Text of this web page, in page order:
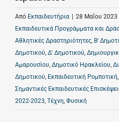
Από Εκπαιδευτήρια 28 Μαΐου 2023
Εκπαιδευτικά Προγράμματα και
Αθλητικές Δραστηριότητες, Β'
Δημοτικού, Δ' Δημοτικού,
Αμαρουσίου, Δημοτικό Ηρακλείου,
Δημοτικού, Εκπαιδευτική Ρομποτική,
Σημαντικές Εκπαιδευτικές
2022-2023, Τέχνη, Φυσική